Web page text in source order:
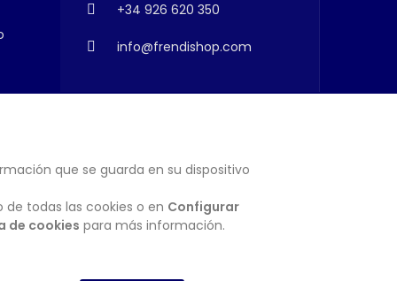
+34 926 620 350
info@frendishop.com
SUSCRIBIRSE
que se guarda en su dispositivo
todas las cookies o en Configurar
de cookies para más información.